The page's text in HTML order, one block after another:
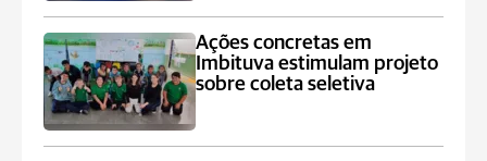
Ações concretas em
Imbituva estimulam projeto
sobre coleta seletiva